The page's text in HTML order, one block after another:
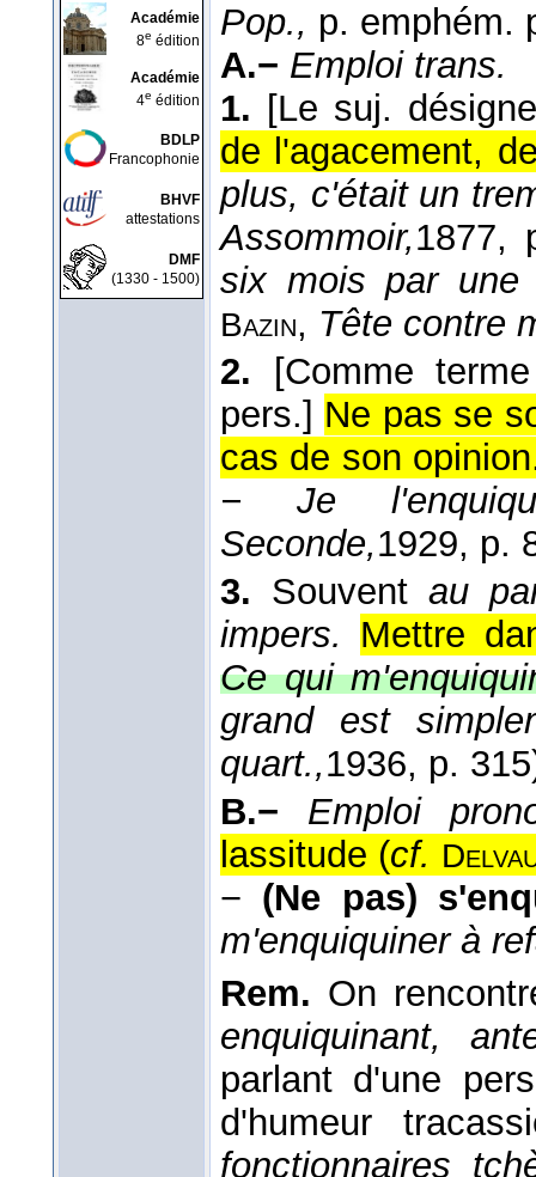
Académie
8e édition
Académie
4e édition
BDLP
Francophonie
BHVF
attestations
DMF
(1330 - 1500)
Pop., p. emphém.
A.− Emploi trans.
1. [Le suj.
de l'agacement,
plus, c'était un
Assommoir,1877,
six mois par une
Bazin, Tête contre
2.
[Comme
pers.] Ne pas se
cas de son
− Je
Seconde,1929, p.
3. Souventau
impers. Mettre
Ce qui
grand est
quart.,1936, p.
B.−
Emploi
lassitude (cf.
− (Ne pas)
m'enquiquiner à
Rem. On
enquiquinant,
parlant d'une
d'humeur
fonctionnaires